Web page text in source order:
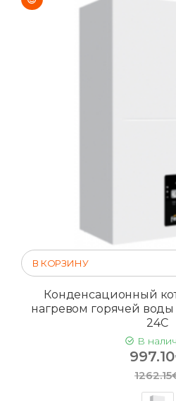
В КОРЗИНУ
Конденсационный
нагревом горячей воды
24C
В